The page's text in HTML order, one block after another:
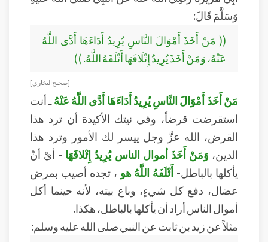
وَسَلَّمَ قَالَ:
(( مَنْ أَخَذَ أَمْوَالَ النَّاسِ يُرِيدُ أَدَاءَهَا أَدَّى اللَّهُ
عَنْهُ، وَمَنْ أَخَذَ يُرِيدُ إِتْلَافَهَا أَتْلَفَهُ اللَّهُ. ))
[ صحيح البخاري ]
مَنْ أَخَذَ أَمْوَالَ النَّاسِ يُرِيدُ أَدَاءَهَا أَدَّى اللَّهُ عَنْهُـ أنت
استقرضت قرضاً، وفي نيتك الأكيدة أن ترد هذا
القرض، الله عزَّ وجل ييسر لك الأمور وترد هذا
الدين، وَمَنْ أَخَذَ أموال الناس يُرِيدُ إِتْلافَهَا - أيْ أنْ
يأكلها بالباطل- أَتْلَفَهُ اللَّهُ هو ، تجده أصيب بمرض
عضال، دفع كل شيءٍ، وباع بيته، لأنه حينما أكل
أموال الناس أراد أن يأكلها بالباطل، هكذا.
مثلاً عن زيد بن ثابت عن النبي صلى الله عليه وسلم: